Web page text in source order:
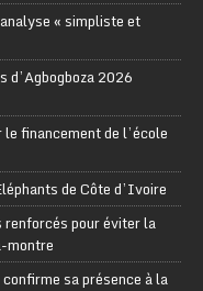
« simpliste et
2026
financement de l’école
de Côte d’Ivoire
pour éviter la
montre
sa présence à la